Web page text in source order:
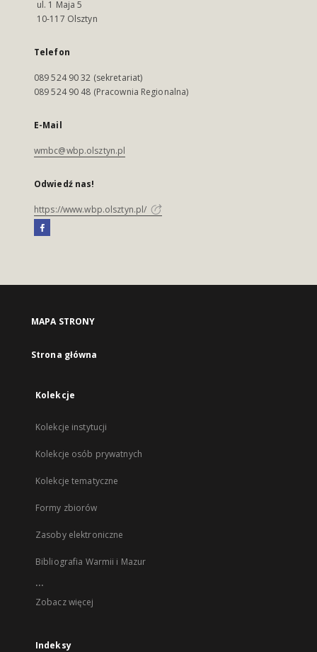
ul. 1 Maja 5
10-117 Olsztyn
Telefon
089 524 90 32 (sekretariat)
089 524 90 48 (Pracownia Regionalna)
E-Mail
wmbc@wbp.olsztyn.pl
Odwiedź nas!
https://www.wbp.olsztyn.pl/
MAPA STRONY
Strona główna
Kolekcje
Kolekcje instytucji
Kolekcje osób prywatnych
Kolekcje tematyczne
Formy zbiorów
Zasoby elektroniczne
Bibliografia Warmii i Mazur
...
Zobacz więcej
Indeksy